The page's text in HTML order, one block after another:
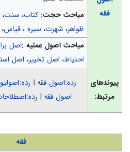
فقه
مباحث حجت: کتاب، سنت،
ظواهر، شهرت، سیره، قیاس،
مباحث اصول عملیه :اصل
احتیاط، اصل تخییر، اصل
پیوندهای
مرتبط:
رده:اصول فقه |
اصول فقه |
فقه